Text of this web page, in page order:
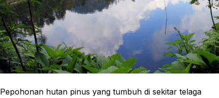
Pepohonan hutan pinus yang tumbuh di sekitar telaga